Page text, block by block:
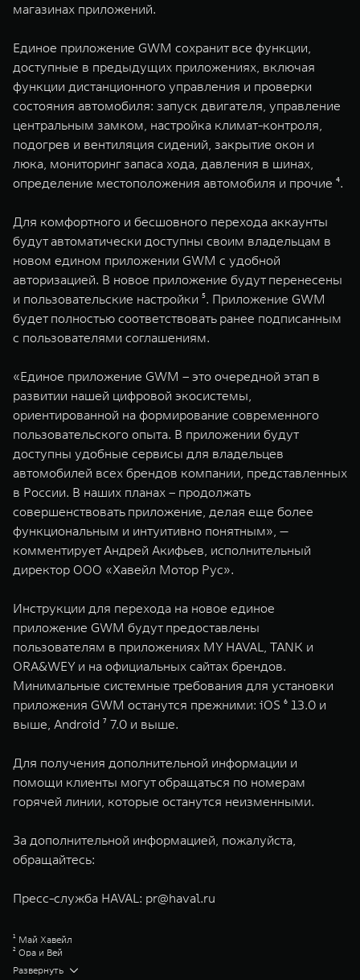
WEY 80
Масштаб возможностей
от 6 449 000 ₽
WEY 80
Масштаб
от 8 099
магазинах приложений.
Единое приложение GWM сохранит все функции,
доступные в предыдущих приложениях, включая
функции дистанционного управления и проверки
состояния автомобиля: запуск двигателя, управление
центральным замком, настройка климат-контроля,
подогрев и вентиляция сидений, закрытие окон и
люка, мониторинг запаса хода, давления в шинах,
определение местоположения автомобиля и прочие ⁴.
Для комфортного и бесшовного перехода аккаунты
будут автоматически доступны своим владельцам в
новом едином приложении GWM с удобной
авторизацией. В новое приложение будут перенесены
и пользовательские настройки ⁵. Приложение GWM
будет полностью соответствовать ранее подписанным
с пользователями соглашениям.
«Единое приложение GWM – это очередной этап в
развитии нашей цифровой экосистемы,
ориентированной на формирование современного
пользовательского опыта. В приложении будут
доступны удобные сервисы для владельцев
автомобилей всех брендов компании, представленных
в России. В наших планах – продолжать
совершенствовать приложение, делая еще более
функциональным и интуитивно понятным», —
комментирует Андрей Акифьев, исполнительный
директор ООО «Хавейл Мотор Рус».
Инструкции для перехода на новое единое
приложение GWM будут предоставлены
пользователям в приложениях MY HAVAL, TANK и
ORA&WEY и на официальных сайтах брендов.
Минимальные системные требования для установки
приложения GWM останутся прежними: iOS ⁶ 13.0 и
выше, Android ⁷ 7.0 и выше.​
Для получения дополнительной информации и
помощи клиенты могут обращаться по номерам
горячей линии, которые останутся неизменными.
За дополнительной информацией, пожалуйста,
обращайтесь:
Пресс-служба HAVAL: pr@haval.ru
¹ Май Хавейл
² Ора и Вей
³ Приложения TANK и ORA&WEY перестанут работать после обновления,
Развернуть